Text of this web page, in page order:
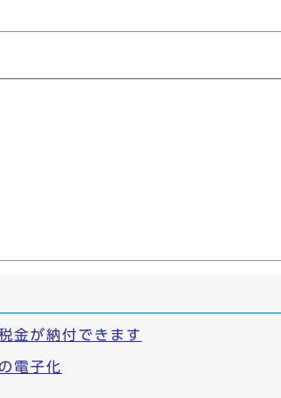
金が納付できます
電子化